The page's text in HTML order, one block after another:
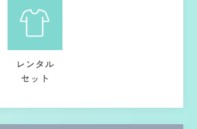
レンタル
セット